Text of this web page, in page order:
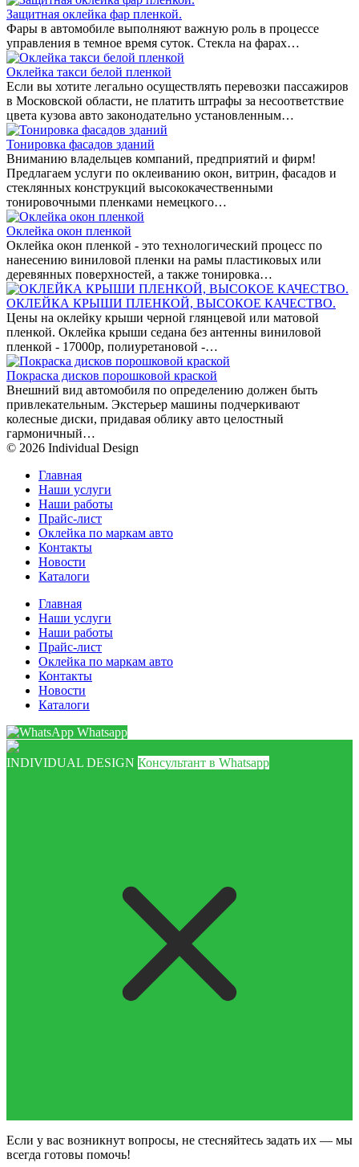
Защитная оклейка фар пленкой.
Фары в автомобиле выполняют важную роль в процессе
управления в темное время суток. Стекла на фарах…
Оклейка такси белой пленкой
Если вы хотите легально осуществлять перевозки пассажиров
в Московской области, не платить штрафы за несоответствие
цвета кузова авто законодательно установленным…
Тонировка фасадов зданий
Вниманию владельцев компаний, предприятий и фирм!
Предлагаем услуги по оклеиванию окон, витрин, фасадов и
стеклянных конструкций высококачественными
тонировочными пленками немецкого…
Оклейка окон пленкой
Оклейка окон пленкой - это технологический процесс по
нанесению виниловой пленки на рамы пластиковых или
деревянных поверхностей, а также тонировка…
ОКЛЕЙКА КРЫШИ ПЛЕНКОЙ, ВЫСОКОЕ КАЧЕСТВО.
Цены на оклейку крыши черной глянцевой или матовой
пленкой. Оклейка крыши седана без антенны виниловой
пленкой - 17000р, полиуретановой -…
Покраска дисков порошковой краской
Внешний вид автомобиля по определению должен быть
привлекательным. Экстерьер машины подчеркивают
колесные диски, придавая облику авто целостный
гармоничный…
© 2026 Individual Design
Главная
Наши услуги
Наши работы
Прайс-лист
Оклейка по маркам авто
Контакты
Новости
Каталоги
Главная
Наши услуги
Наши работы
Прайс-лист
Оклейка по маркам авто
Контакты
Новости
Каталоги
Whatsapp
INDIVIDUAL DESIGN Консультант в Whatsapp
Если у вас возникнут вопросы, не стесняйтесь задать их — мы
всегда готовы помочь!